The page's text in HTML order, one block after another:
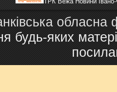
обласна
будь-яких